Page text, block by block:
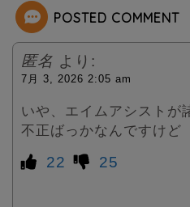
r
POSTED COMMENT
匿名 より:
7月 3, 2026 2:05 am
いや、エイムアシストが
不正ばっかなんですけど
22 25